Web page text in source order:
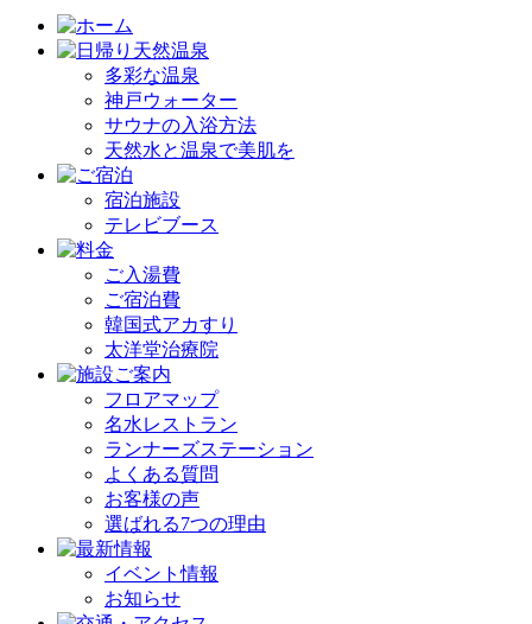
多彩な温泉
神戸ウォーター
サウナの入浴方法
天然水と温泉で美肌を
宿泊施設
テレビブース
ご入湯費
ご宿泊費
韓国式アカすり
太洋堂治療院
フロアマップ
名水レストラン
ランナーズステーション
よくある質問
お客様の声
選ばれる7つの理由
イベント情報
お知らせ